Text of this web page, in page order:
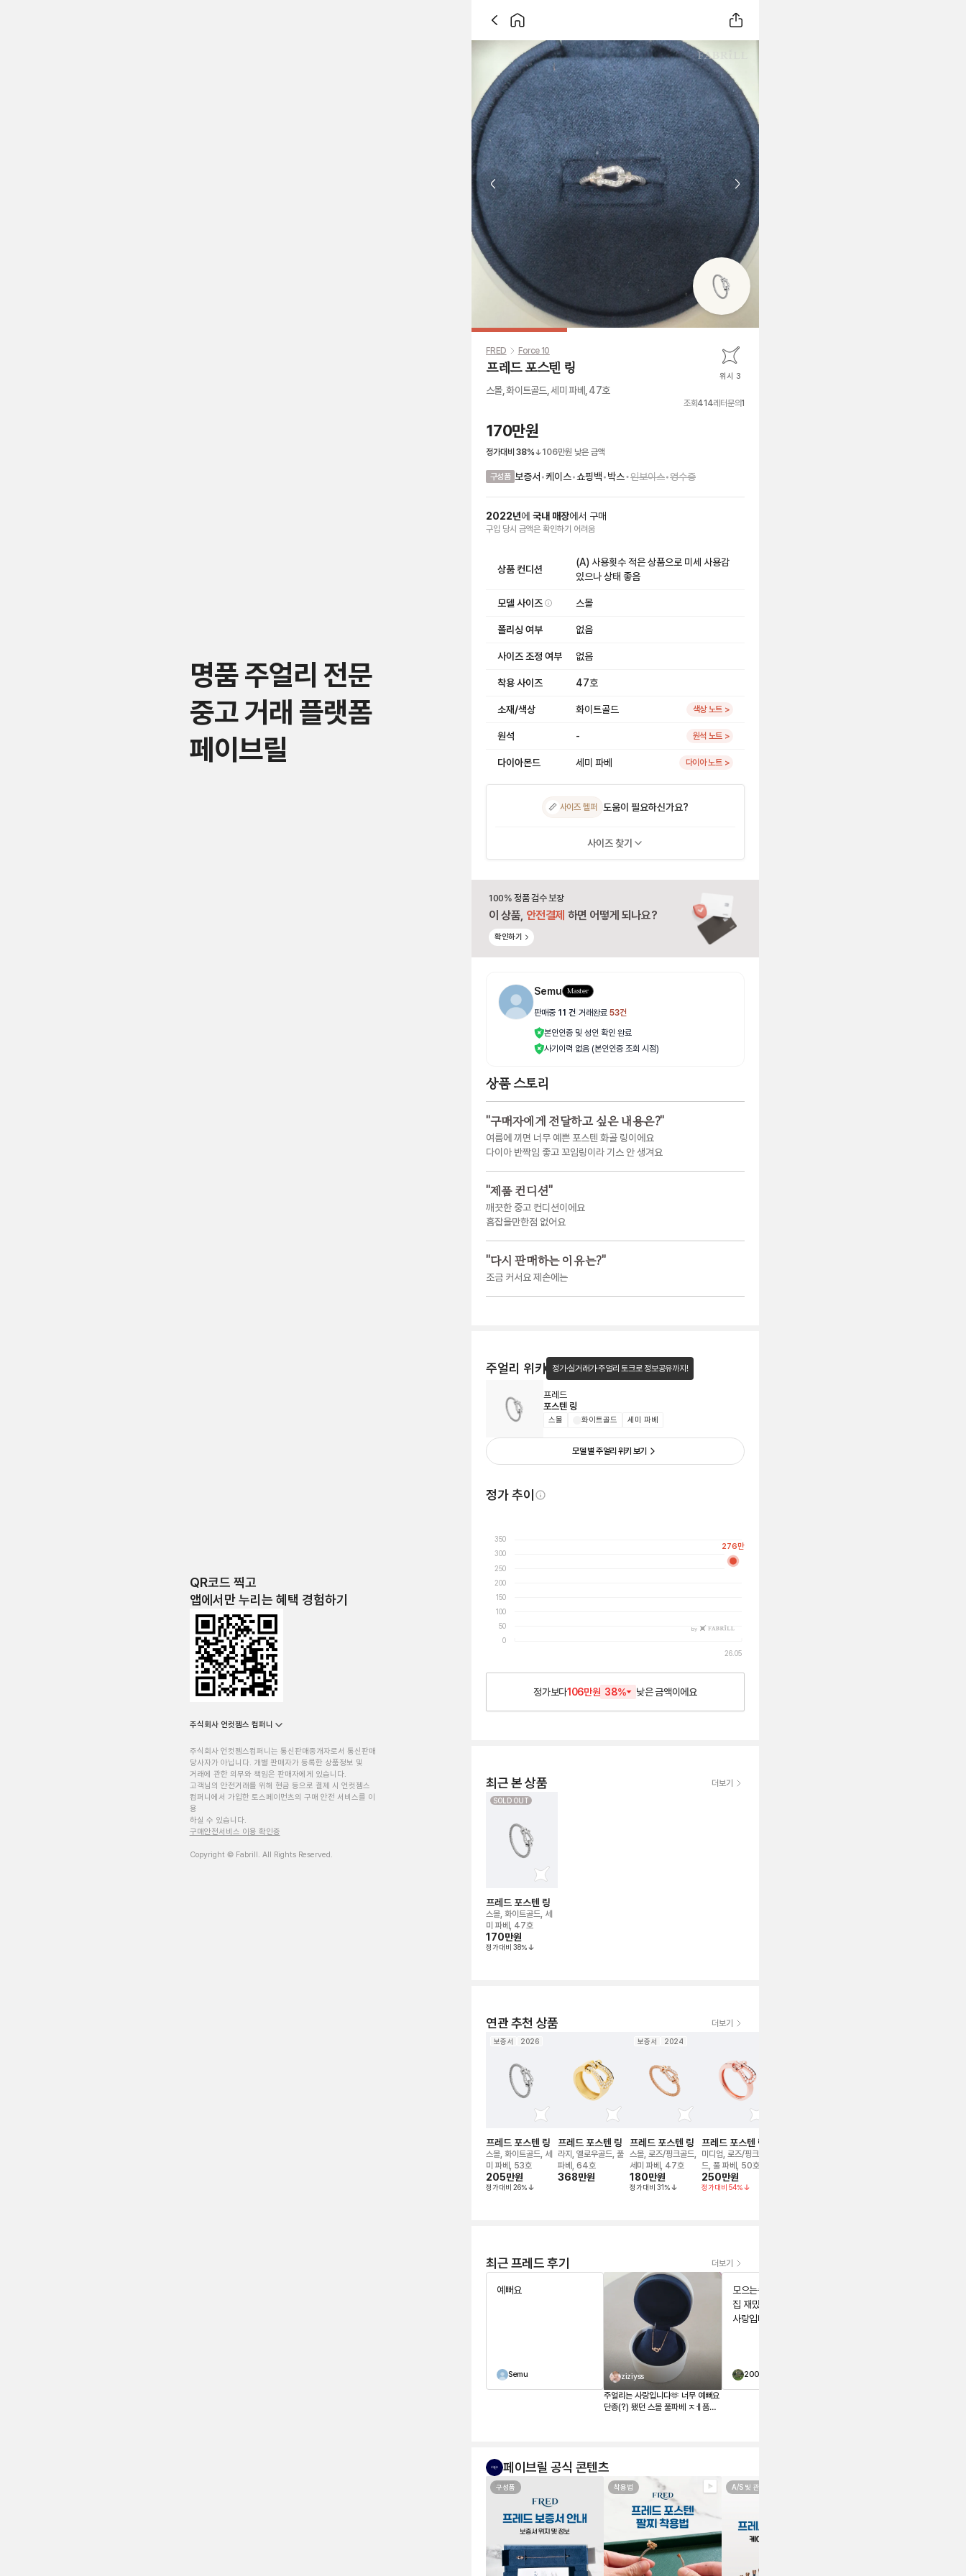
명품 주얼리 전문
중고 거래 플랫폼
페이브릴
QR코드 찍고
앱에서만 누리는 혜택 경험하기
주식회사 언컷젬스 컴퍼니
주식회사 언컷젬스컴퍼니는 통신판매중개자로서 통신판매
당사자가 아닙니다. 개별 판매자가 등록한 상품정보 및
거래에 관한 의무와 책임은 판매자에게 있습니다.
고객님의 안전거래를 위해 현금 등으로 결제 시 언컷젬스
컴퍼니에서 가입한 토스페이먼츠의 구매 안전 서비스를 이
용
하실 수 있습니다.
구매안전서비스 이용 확인증
Copyright © Fabrill. All Rights Reserved.
Previous slide Next slide
FRED Force 10
프레드 포스텐 링 위시 3
스몰, 화이트골드, 세미 파베, 47호
조회414레터문의1
170만원
정가대비 38% 106만원 낮은 금액
구성품 보증서 •케이스•쇼핑백•박스•인보이스•영수증
2022년에 국내 매장에서 구매
구입 당시 금액은 확인하기 어려움
상품 컨디션
(A) 사용횟수 적은 상품으로 미세 사용감
있으나 상태 좋음
모델 사이즈 스몰
폴리싱 여부 없음
사이즈 조정 여부 없음
착용 사이즈 47호
소재/색상 화이트골드 색상 노트 >
원석 - 원석 노트 >
다이아몬드 세미 파베 다이아 노트 >
📏 사이즈 헬퍼 도움이 필요하신가요?
사이즈 찾기
100% 정품 검수 보장
이 상품, 안전결제 하면 어떻게 되나요?
확인하기
Semu Master
판매중 11 건 거래완료 53건
본인인증 및 성인 확인 완료
사기이력 없음 (본인인증 조회 시점)
상품 스토리
"구매자에게 전달하고 싶은 내용은?"
여름에 끼면 너무 예쁜 포스텐 화골 링이에요
다이아 반짝임 좋고 꼬임링이라 기스 안 생겨요
"제품 컨디션"
깨끗한 중고 컨디션이에요
흠잡을만한점 없어요
"다시 판매하는 이유는?"
조금 커서요 제손에는
주얼리 위키 정가·실거래가·주얼리 토크로 정보공유까지!
프레드
포스텐 링
스몰 화이트골드 세미 파베
모델 별 주얼리 위키 보기
정가 추이
0
50
100
150
200
250
300
350
26.05
by
276만
정가보다106만원 38% 낮은금액이에요
최근 본 상품 더보기
SOLD OUT
프레드 포스텐 링
스몰, 화이트골드, 세
미 파베, 47호
170만원
정가대비 38%
연관 추천 상품 더보기
보증서 2026
프레드 포스텐 링
스몰, 화이트골드, 세
미 파베, 53호
205만원
정가대비 26%
프레드 포스텐 링
라지, 옐로우골드, 풀
파베, 64호
368만원
보증서 2024
프레드 포스텐 링
스몰, 로즈/핑크골드,
세미 파베, 47호
180만원
정가대비 31%
프레드 포스텐 링
미디엄, 로즈/핑크골
드, 풀 파베, 50호
250만원
정가대비 54%
최근 프레드 후기 더보기
예뻐요
Semu ziziyss
주얼리는 사랑입니다🫶 너무 예뻐요
단종(?) 됐던 스몰 풀파베 ㅈㅔ품보
모으는중이예요 깔별 수
집 재밌어요~` 주얼리는
사랑입니다🫶
200프로
페이브릴 공식 콘텐츠
구성품 착용법 A/S 및 관리법